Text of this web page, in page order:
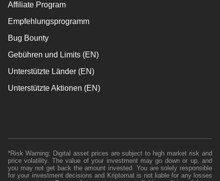
Affiliate Program
Empfehlungsprogramm
Bug Bounty
Gebühren und Limits (EN)
Unterstützte Länder (EN)
Unterstützte Aktionen (EN)
*Risk Warning: Digital asset prices are subject to high market risk and
price volatility. The value of your investment may go down or up, and
you may not get back the amount invested. You are solely responsible
for your investment decisions and Kriptomat is not liable for any losses